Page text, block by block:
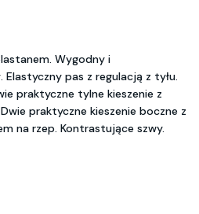
Wygodny i
pas z regulacją z tyłu.
praktyczne tylne kieszenie z
praktyczne kieszenie boczne z
na rzep. Kontrastujące szwy.